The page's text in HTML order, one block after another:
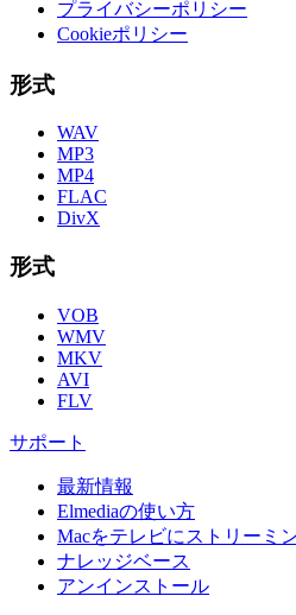
プライバシーポリシー
Cookieポリシー
形式
WAV
MP3
MP4
FLAC
DivX
形式
VOB
WMV
MKV
AVI
FLV
サポート
最新情報
Elmediaの使い方
Macをテレビにストリーミ
ナレッジベース
アンインストール